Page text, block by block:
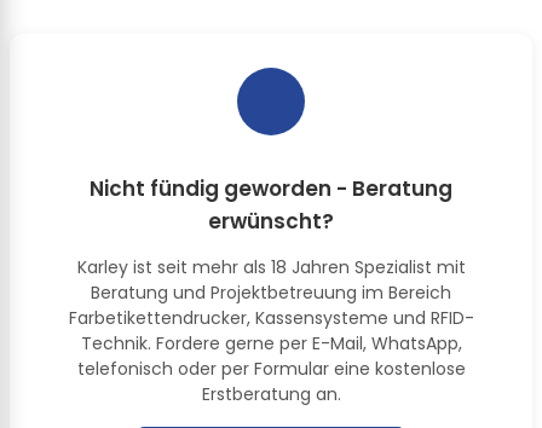
Nicht fündig geworden - Beratung
erwünscht?
Karley ist seit mehr als 18 Jahren Spezialist mit
Beratung und Projektbetreuung im Bereich
Farbetikettendrucker, Kassensysteme und RFID-
Technik. Fordere gerne per E-Mail, WhatsApp,
telefonisch oder per Formular eine kostenlose
Erstberatung an.